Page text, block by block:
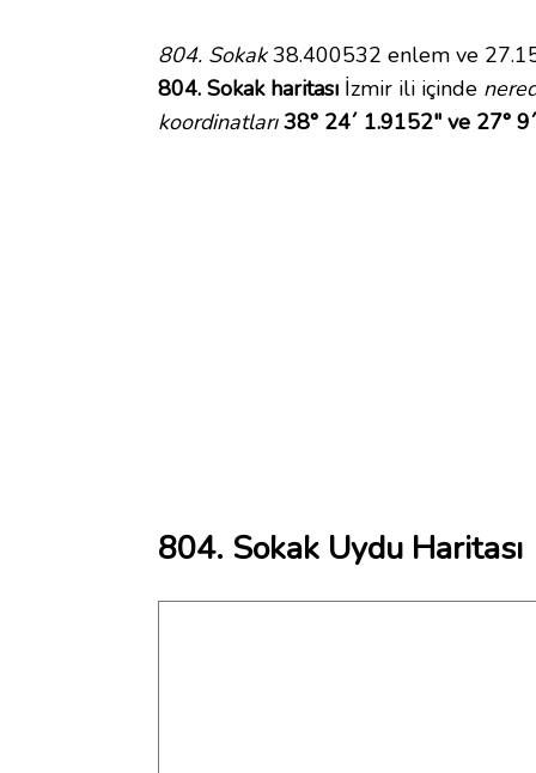
804. Sokak38.400532 enlem ve
804. Sokak haritası İzmir ili içinde
koordinatları 38° 24´ 1.9152" ve 27°
804. Sokak Uydu Haritası